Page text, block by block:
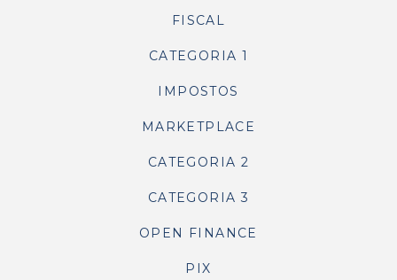
FISCAL
CATEGORIA 1
IMPOSTOS
MARKETPLACE
CATEGORIA 2
CATEGORIA 3
OPEN FINANCE
PIX